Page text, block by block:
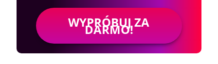
WYPRÓBUJ ZA
DARMO!